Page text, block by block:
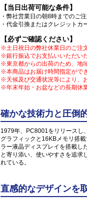
【当日出荷可能な条件】
・弊社営業日の朝8時までのご
・代金引換またはクレジット
【必ずご確認ください】
※土日祝日の弊社休業日のご注
※銀行振込でお支払いいただい
※東京都からの出荷のため、地
※本商品はお届け時間指定がで
※天候及び交通状況等により、
※年末年始・お盆などの長期休
確かな技術力と圧
1979年、PC8001をリリースし
グラフィックと16KBメモリ搭
ラー液晶ディスプレイを搭載し
と寄り添い、使いやすさを追求
れている。
直感的なデザインを